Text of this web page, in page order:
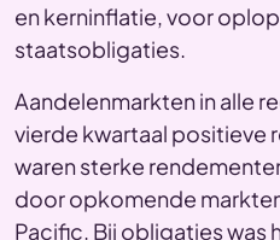
en kerninflatie, voor
staatsobligaties.
Aandelenmarkten in alle
vierde kwartaal positieve
waren sterke
door opkomende
Pacific. Bij obligaties was